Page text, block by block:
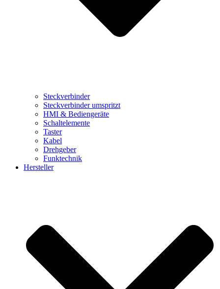
Steckverbinder
Steckverbinder umspritzt
HMI & Bediengeräte
Schaltelemente
Taster
Kabel
Drehgeber
Funktechnik
Hersteller